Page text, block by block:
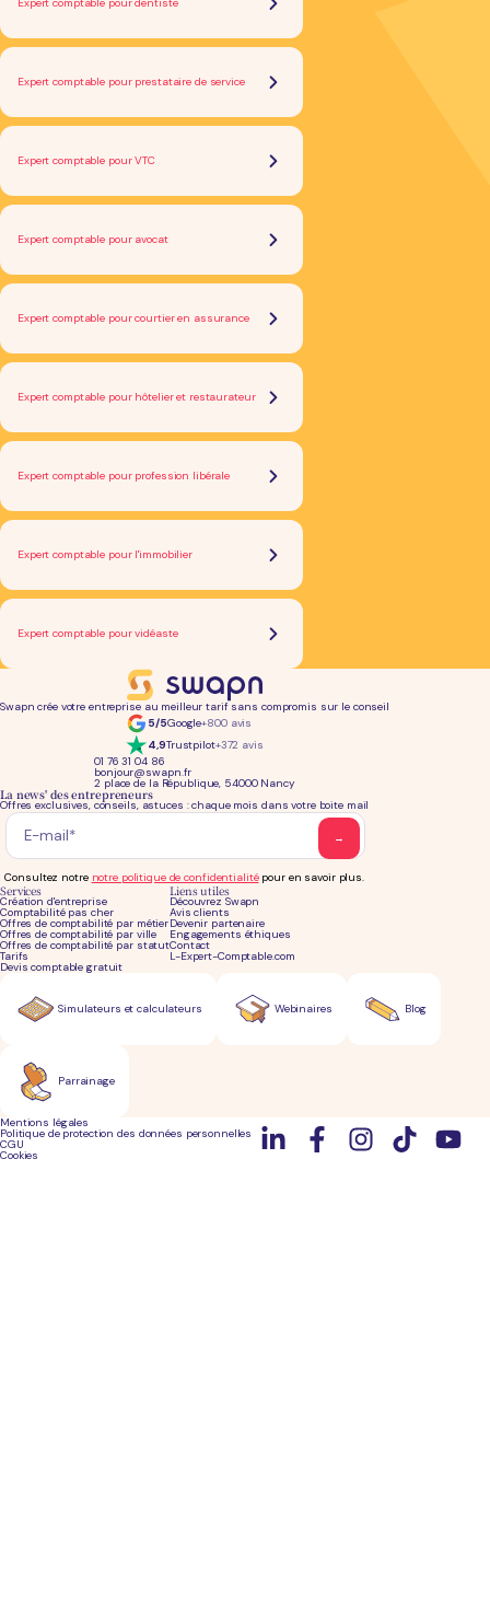
Expert comptable pour prestataire de service
Expert comptable pour VTC
Expert comptable pour avocat
Expert comptable pour courtier en assurance
Expert comptable pour hôtelier et restaurateur
Expert comptable pour profession libérale
Expert comptable pour l'immobilier
Expert comptable pour vidéaste
Swapn crée votre entreprise au meilleur tarif sans compromis sur le conseil
5/5Google+800 avis
4,9Trustpilot+372 avis
01 76 31 04 86
bonjour@swapn.fr
2 place de la République, 54000 Nancy
Services
Création d'entreprise
Comptabilité pas cher
Offres de comptabilité par métier
Offres de comptabilité par ville
Offres de comptabilité par statut
Tarifs
Devis comptable gratuit
Liens utiles
Découvrez Swapn
Avis clients
Devenir partenaire
Engagements éthiques
Contact
L-Expert-Comptable.com
La news' des entrepreneurs
Offres exclusives, conseils, astuces : chaque mois dans votre boite mail
Consultez notre notre politique de confidentialitépour en savoir plus.
Simulateurs et calculateurs Blog
Parrainage
Webinaires
Mentions légales
Politique de protection des données personnelles
CGU
Cookies